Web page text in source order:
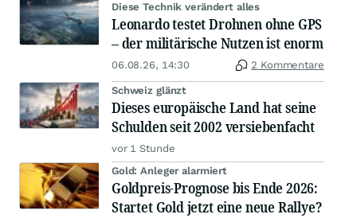
Diese Technik verändert alles
Leonardo testet Drohnen ohne GPS
– der militärische Nutzen ist enorm
06.08.26, 14:30 2 Kommentare
Schweiz glänzt
Dieses europäische Land hat seine
Schulden seit 2002 versiebenfacht
vor 1 Stunde
Gold: Anleger alarmiert
Goldpreis-Prognose bis Ende 2026:
Startet Gold jetzt eine neue Rallye?